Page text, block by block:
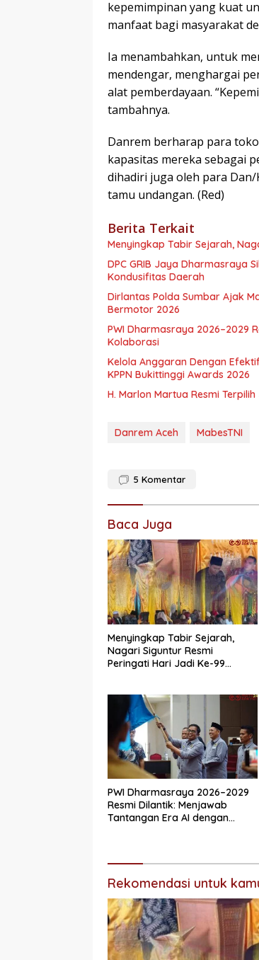
kepemimpinan yang kuat
manfaat bagi masyarakat
Ia menambahkan, untuk
mendengar, menghargai
alat pemberdayaan.
tambahnya.
Danrem berharap para
kapasitas mereka sebagai
dihadiri juga oleh para
tamu undangan. (Red)
Berita Terkait
Menyingkap Tabir Sejarah,
DPC GRIB Jaya Dharmasraya
Kondusifitas Daerah
Dirlantas Polda Sumbar Ajak
Bermotor 2026
PWI Dharmasraya 2026–2029
Kolaborasi
Kelola Anggaran Dengan
KPPN Bukittinggi Awards 2026
H. Marlon Martua Resmi
Danrem Aceh MabesTNI
5 Komentar
Baca Juga
Menyingkap Tabir Sejarah,
Nagari Siguntur Resmi
Peringati Hari Jadi Ke-99
PWI Dharmasraya 2026–2029
Resmi Dilantik: Menjawab
Tantangan Era AI dengan
Rekomendasi untuk